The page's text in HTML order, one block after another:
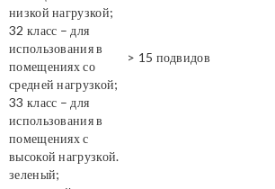
низкой нагрузкой;
32 класс – для
использования в
помещениях со
средней нагрузкой;
33 класс – для
использования в
помещениях с
высокой нагрузкой.
> 15 подвидов
зеленый;